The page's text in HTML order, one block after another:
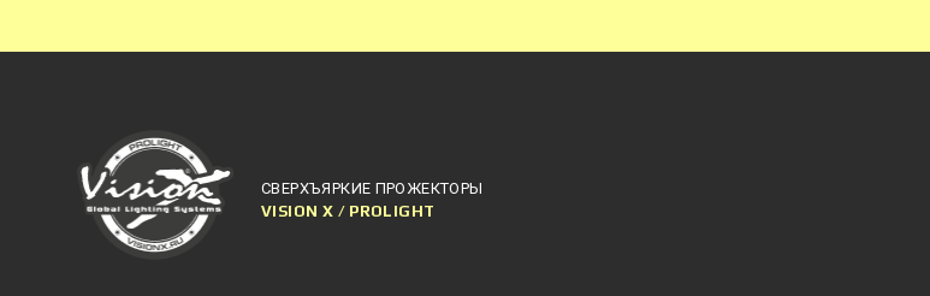
СВЕРХЪЯРКИЕ ПРОЖЕКТОРЫ
VISION X / PROLIGHT